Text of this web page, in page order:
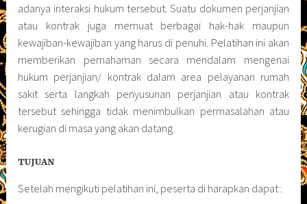
adanya interaksi hukum tersebut. Suatu dokumen perjanjian
atau kontrak juga memuat berbagai hak-hak maupun
kewajiban-kewajiban yang harus di penuhi. Pelatihan ini akan
memberikan pemahaman secara mendalam mengenai
hukum perjanjian/ kontrak dalam area pelayanan rumah
sakit serta langkah penyusunan perjanjian atau kontrak
tersebut sehingga tidak menimbulkan permasalahan atau
kerugian di masa yang akan datang.
TUJUAN
Setelah mengikuti pelatihan ini, peserta di harapkan dapat :